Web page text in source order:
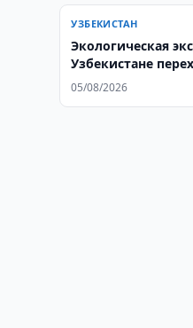
УЗБЕКИСТАН
Экологическая
Узбекистане
международные
05/08/2026